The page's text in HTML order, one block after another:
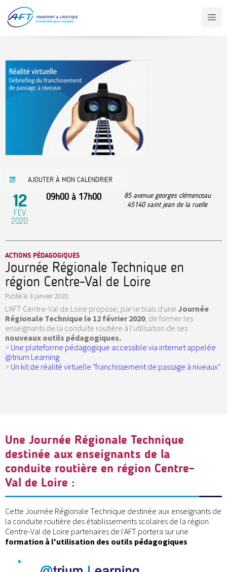
contenu
principal
AJOUTER À MON CALENDRIER
12
FÉV
2020
09h00 à 17h00
85 avenue georges clémenceau
45140 saint jean de la ruelle
ACTIONS PÉDAGOGIQUES
Journée Régionale Technique en
région Centre-Val de Loire
Publié le3 janvier 2020
L'AFT Centre-Val de Loire propose, par le biais d'une Journée
Régionale Technique le 12 février 2020, de former les
enseignants de la conduite routière à l'utilisation de ses
nouveaux outils pédagogiques.
> Une plateforme pédagogique accessible via internet appelée
@trium Learning
> Un kit de réalité virtuelle "franchissement de passage à niveaux"
Une Journée Régionale Technique
destinée aux enseignants de la
conduite routière en région Centre-
Val de Loire :
Cette Journée Régionale Technique destinée aux enseignants de
la conduite routière des établissements scolaires de la région
Centre-Val de Loire partenaires de l'AFT portera sur une
formation à l'utilisation des outils pédagogiques